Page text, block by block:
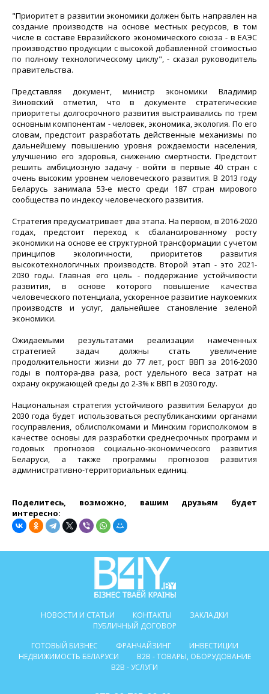
"Приоритет в развитии экономики должен быть направлен на
создание производств на основе местных ресурсов, в том
числе в составе Евразийского экономического союза - в ЕАЭС
производство продукции с высокой добавленной стоимостью
по полному технологическому циклу", - сказал руководитель
правительства.
Представляя документ, министр экономики Владимир
Зиновский отметил, что в документе стратегические
приоритеты долгосрочного развития выстраивались по трем
основным компонентам - человек, экономика, экология. По его
словам, предстоит разработать действенные механизмы по
дальнейшему повышению уровня рождаемости населения,
улучшению его здоровья, снижению смертности. Предстоит
решить амбициозную задачу - войти в первые 40 стран с
очень высоким уровнем человеческого развития. В 2013 году
Беларусь занимала 53-е место среди 187 стран мирового
сообщества по индексу человеческого развития.
Стратегия предусматривает два этапа. На первом, в 2016-2020
годах, предстоит переход к сбалансированному росту
экономики на основе ее структурной трансформации с учетом
принципов экологичности, приоритетов развития
высокотехнологичных производств. Второй этап - это 2021-
2030 годы. Главная его цель - поддержание устойчивости
развития, в основе которого повышение качества
человеческого потенциала, ускоренное развитие наукоемких
производств и услуг, дальнейшее становление зеленой
экономики.
Ожидаемыми результатами реализации намеченных
стратегией задач должны стать увеличение
продолжительности жизни до 77 лет, рост ВВП за 2016-2030
годы в полтора-два раза, рост удельного веса затрат на
охрану окружающей среды до 2-3% к ВВП в 2030 году.
Национальная стратегия устойчивого развития Беларуси до
2030 года будет использоваться республиканскими органами
госуправления, облисполкомами и Минским горисполкомом в
качестве основы для разработки среднесрочных программ и
годовых прогнозов социально-экономического развития
Беларуси, а также программы прогнозов развития
административно-территориальных единиц.
Поделитесь, возможно, вашим друзьям будет
интересно:
НОВОСТИ И СТАТЬИ КОНТАКТЫ
ЗАКЛАДКИ
ПУБЛИЧНЫЙ ДОГОВОР
ГОТОВЫЙ БИЗНЕС
ФРАНЧАЙЗИНГ
ИНВЕСТИЦИИ
НЕДВИЖИМОСТЬ БЕЛАРУСИ
B2B - ТОВАРЫ, ОБОРУДОВАНИЕ
B2B - УСЛУГИ